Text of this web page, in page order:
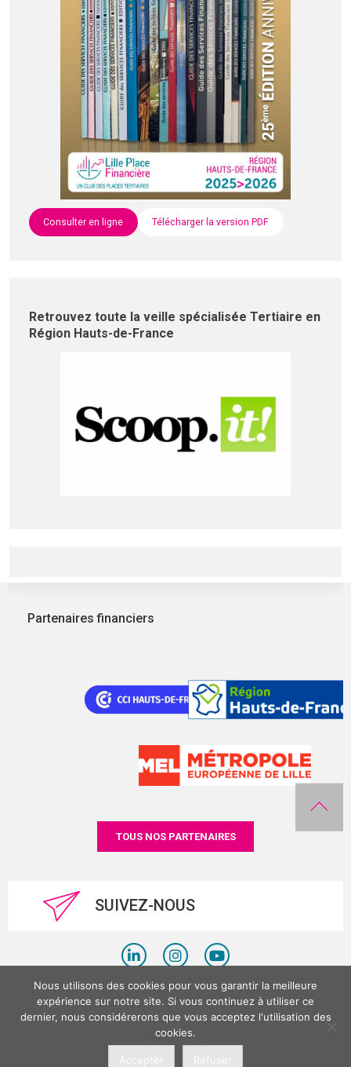
Consulter en ligne Télécharger la version PDF
Retrouvez toute la veille spécialisée Tertiaire en
Région Hauts-de-France
Partenaires financiers
TOUS NOS PARTENAIRES
SUIVEZ-NOUS
Politique de confidentialité
Mentions légales
Nous utilisons des cookies pour vous garantir la meilleure
expérience sur notre site. Si vous continuez à utiliser ce
dernier, nous considérerons que vous acceptez l'utilisation des
cookies.
Accepter Refuser